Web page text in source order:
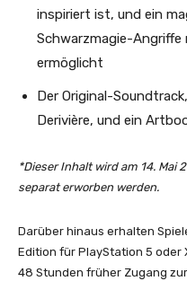
inspiriert ist, und ein
Schwarzmagie-
ermöglicht
Der Original-
Derivière, und ein
*Dieser Inhalt wird am 14.
separat erworben werden.
Darüber hinaus erhalten
Edition für PlayStation 5 oder
48 Stunden früher Zugang